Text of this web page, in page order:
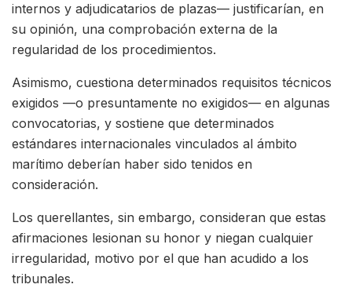
internos y adjudicatarios de plazas— justificarían, en
su opinión, una comprobación externa de la
regularidad de los procedimientos.
Asimismo, cuestiona determinados requisitos técnicos
exigidos —o presuntamente no exigidos— en algunas
convocatorias, y sostiene que determinados
estándares internacionales vinculados al ámbito
marítimo deberían haber sido tenidos en
consideración.
Los querellantes, sin embargo, consideran que estas
afirmaciones lesionan su honor y niegan cualquier
irregularidad, motivo por el que han acudido a los
tribunales.